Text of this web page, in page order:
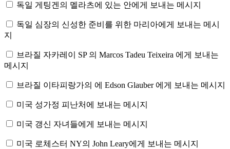
독일 게팅겐의 멜라츠에 있는 안에게 보내는 메시지
독일 심장의 신성한 준비를 위한 마리아에게 보내는 메시
지
브라질 자카레이 SP 의 Marcos Tadeu Teixeira 에게 보내는
메시지
브라질 이타피랑가의 에 Edson Glauber 에게 보내는 메시지
미국 성가정 피난처에 보내는 메시지
미국 갱신 자녀들에게 보내는 메시지
미국 로체스터 NY의 John Leary에게 보내는 메시지